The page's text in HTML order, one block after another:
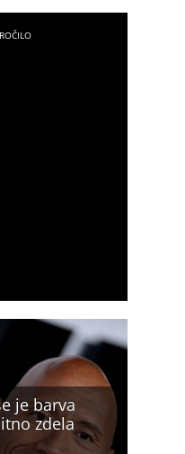
je barva
zdela